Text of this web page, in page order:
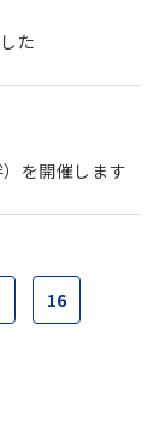
た
を開催します
16